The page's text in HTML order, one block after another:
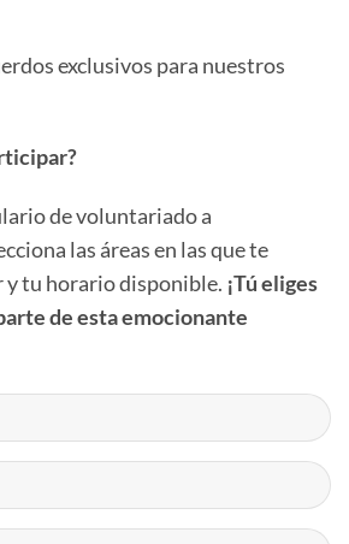
exclusivos para nuestros
de voluntariado a
las áreas en las que te
tu horario disponible. ¡Tú eliges
de esta emocionante